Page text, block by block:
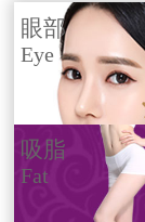
眼部
Eye
吸脂
Fat